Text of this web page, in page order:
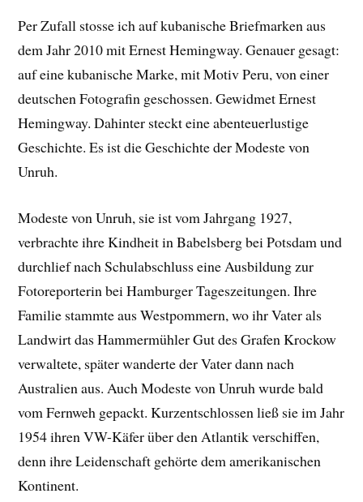
Per Zufall stosse ich auf kubanische Briefmarken aus
dem Jahr 2010 mit Ernest Hemingway. Genauer gesagt:
auf eine kubanische Marke, mit Motiv Peru, von einer
deutschen Fotografin geschossen. Gewidmet Ernest
Hemingway. Dahinter steckt eine abenteuerlustige
Geschichte. Es ist die Geschichte der Modeste von
Unruh.
Modeste von Unruh, sie ist vom Jahrgang 1927,
verbrachte ihre Kindheit in Babelsberg bei Potsdam und
durchlief nach Schulabschluss eine Ausbildung zur
Fotoreporterin bei Hamburger Tageszeitungen. Ihre
Familie stammte aus Westpommern, wo ihr Vater als
Landwirt das Hammermühler Gut des Grafen Krockow
verwaltete, später wanderte der Vater dann nach
Australien aus. Auch Modeste von Unruh wurde bald
vom Fernweh gepackt. Kurzentschlossen ließ sie im Jahr
1954 ihren VW-Käfer über den Atlantik verschiffen,
denn ihre Leidenschaft gehörte dem amerikanischen
Kontinent.